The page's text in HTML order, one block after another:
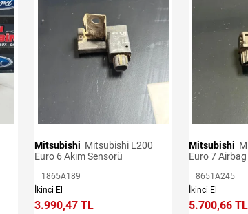
Mitsubishi
Euro 6 Akım Sensörü
1865A189
İkinci El
3.990,47 TL
Mitsubishi
Euro 7
8651A245
İkinci El
5.700,66 TL